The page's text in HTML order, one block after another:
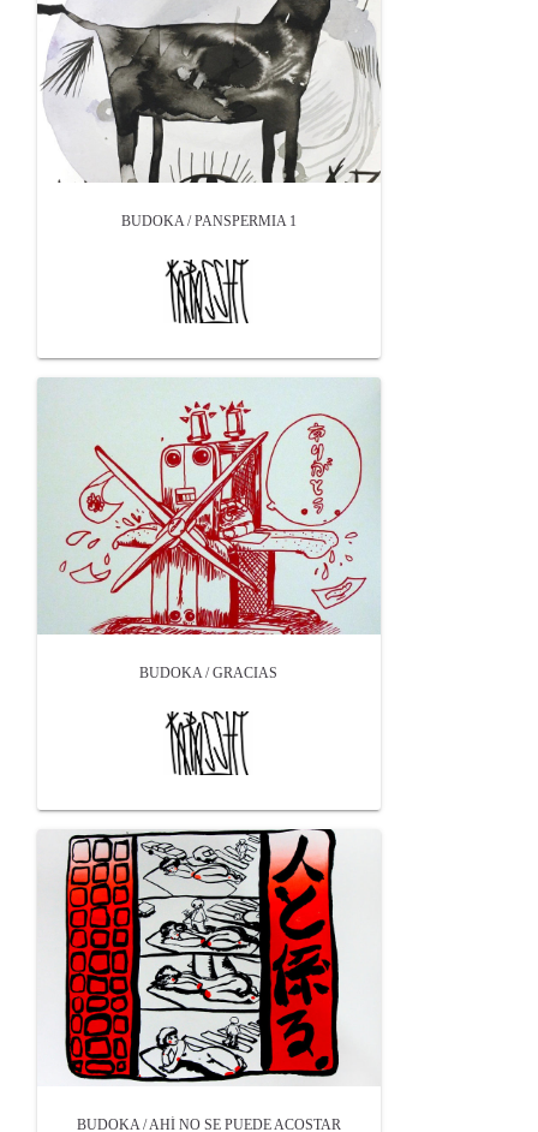
BUDOKA / PANSPERMIA 1
BUDOKA / GRACIAS
BUDOKA / AHÍ NO SE PUEDE ACOSTAR